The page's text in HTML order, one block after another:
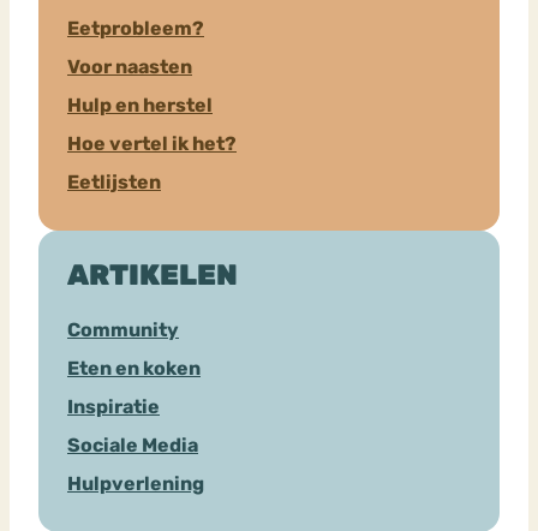
Eetprobleem?
Voor naasten
Hulp en herstel
Hoe vertel ik het?
Eetlijsten
ARTIKELEN
Community
Eten en koken
Inspiratie
Sociale Media
Hulpverlening